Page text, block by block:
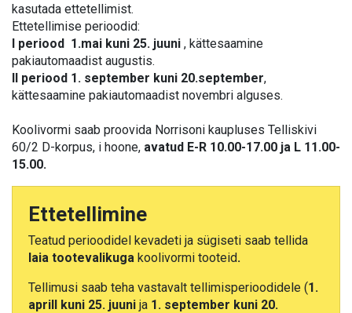
kasutada ettetellimist.
Ettetellimise perioodid:
I periood 1.mai kuni 25. juuni , kättesaamine
pakiautomaadist augustis.
II periood 1. september kuni 20.september,
kättesaamine pakiautomaadist novembri alguses.
Koolivormi saab proovida Norrisoni kaupluses Telliskivi
60/2 D-korpus, i hoone, avatud E-R 10.00-17.00 ja L 11.00-
15.00.
Ettetellimine
Teatud perioodidel kevadeti ja sügiseti saab tellida
laia tootevalikuga koolivormi tooteid.
Tellimusi saab teha vastavalt tellimisperioodidele (1.
aprill kuni 25. juuni ja 1. september kuni 20.